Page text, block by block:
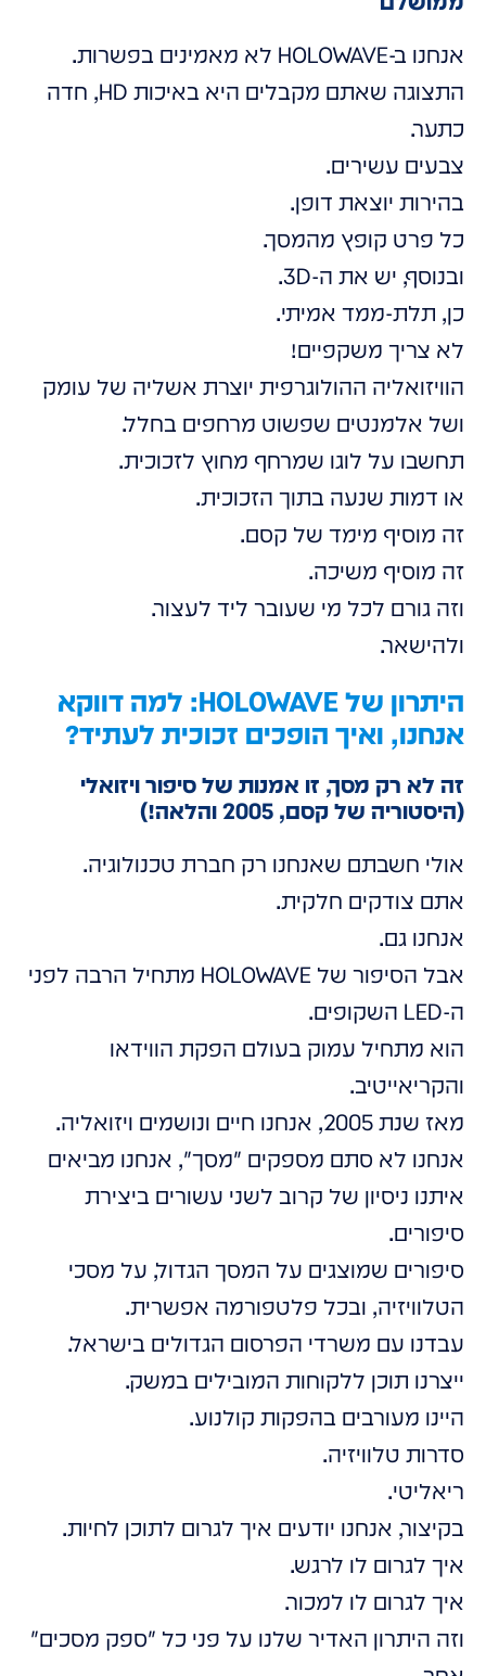
אנחנו ב-HOLOWAVE לא מאמינים בפשרות.
התצוגה שאתם מקבלים היא באיכות HD, חדה
כתער.
צבעים עשירים.
בהירות יוצאת דופן.
כל פרט קופץ מהמסך.
ובנוסף, יש את ה-3D.
כן, תלת-ממד אמיתי.
לא צריך משקפיים!
הוויזואליה ההולוגרפית יוצרת אשליה של עומק
ושל אלמנטים שפשוט מרחפים בחלל.
תחשבו על לוגו שמרחף מחוץ לזכוכית.
או דמות שנעה בתוך הזכוכית.
זה מוסיף מימד של קסם.
זה מוסיף משיכה.
וזה גורם לכל מי שעובר ליד לעצור.
ולהישאר.
היתרון של HOLOWAVE: למה דווקא
אנחנו, ואיך הופכים זכוכית לעתיד?
זה לא רק מסך, זו אמנות של סיפור ויזואלי
(היסטוריה של קסם, 2005 והלאה!)
אולי חשבתם שאנחנו רק חברת טכנולוגיה.
אתם צודקים חלקית.
אנחנו גם.
אבל הסיפור של HOLOWAVE מתחיל הרבה לפני
ה-LED השקופים.
הוא מתחיל עמוק בעולם הפקת הווידאו
והקריאייטיב.
מאז שנת 2005, אנחנו חיים ונושמים ויזואליה.
אנחנו לא סתם מספקים "מסך", אנחנו מביאים
איתנו ניסיון של קרוב לשני עשורים ביצירת
סיפורים.
סיפורים שמוצגים על המסך הגדול, על מסכי
הטלוויזיה, ובכל פלטפורמה אפשרית.
עבדנו עם משרדי הפרסום הגדולים בישראל.
ייצרנו תוכן ללקוחות המובילים במשק.
היינו מעורבים בהפקות קולנוע.
סדרות טלוויזיה.
ריאליטי.
בקיצור, אנחנו יודעים איך לגרום לתוכן לחיות.
איך לגרום לו לרגש.
איך לגרום לו למכור.
וזה היתרון האדיר שלנו על פני כל "ספק מסכים"